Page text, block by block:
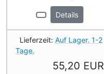
Details
Lieferzeit: Auf Lager. 1-2
Tage.
55,20 EUR